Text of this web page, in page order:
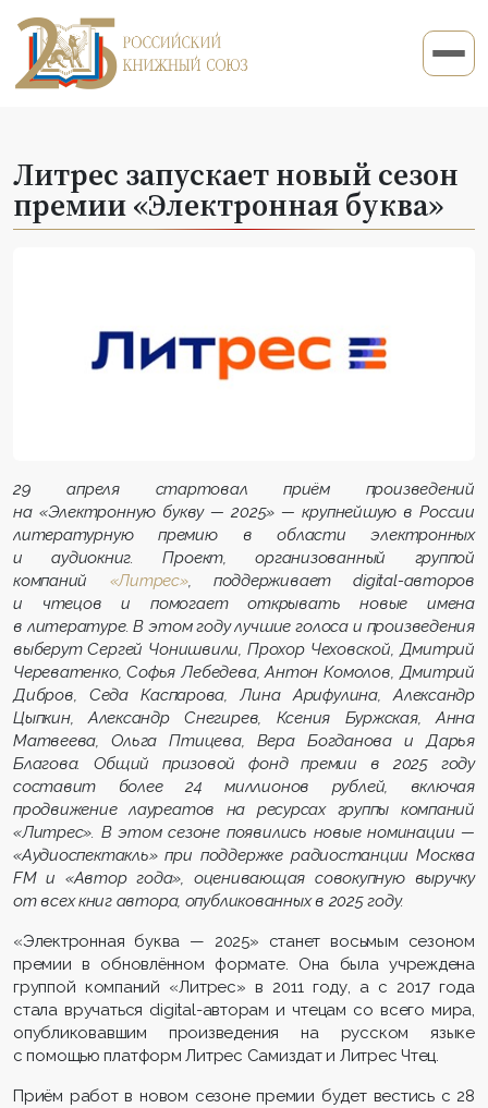
Литрес запускает новый сезон
премии «Электронная буква»
29 апреля стартовал приём произведений
на «Электронную букву — 2025» — крупнейшую в России
литературную премию в области электронных
и аудиокниг. Проект, организованный группой
компаний «Литрес», поддерживает digital-авторов
и чтецов и помогает открывать новые имена
в литературе. В этом году лучшие голоса и произведения
выберут Сергей Чонишвили, Прохор Чеховской, Дмитрий
Череватенко, Софья Лебедева, Антон Комолов, Дмитрий
Дибров, Седа Каспарова, Лина Арифулина, Александр
Цыпкин, Александр Снегирев, Ксения Буржская, Анна
Матвеева, Ольга Птицева, Вера Богданова и Дарья
Благова. Общий призовой фонд премии в 2025 году
составит более 24 миллионов рублей, включая
продвижение лауреатов на ресурсах группы компаний
«Литрес». В этом сезоне появились новые номинации —
«Аудиоспектакль» при поддержке радиостанции Москва
FM и «Автор года», оценивающая совокупную выручку
от всех книг автора, опубликованных в 2025 году.
«Электронная буква — 2025» станет восьмым сезоном
премии в обновлённом формате. Она была учреждена
группой компаний «Литрес» в 2011 году, а с 2017 года
стала вручаться digital-авторам и чтецам со всего мира,
опубликовавшим произведения на русском языке
с помощью платформ Литрес Самиздат и Литрес Чтец.
Приём работ в новом сезоне премии будет вестись с 28